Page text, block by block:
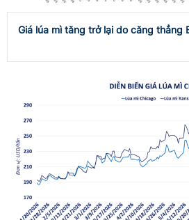
Giá lúa mì tăng trở lại do căng thẳng